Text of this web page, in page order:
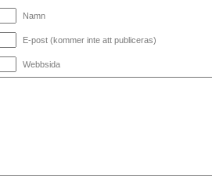
Namn
E-post (kommer inte att publiceras)
Webbsida